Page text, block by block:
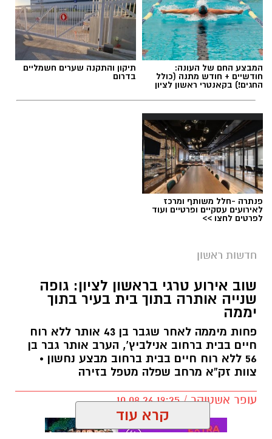
המבצע החם של העונה:
חודשיים + חודש מתנה (כולל
החגים!) בקאנטרי ראשון לציון
תיקון והתקנה שערים חשמליים
בדרום
פנתרה -חלל משותף ומרכז
לאירועים עסקיים ופרטיים ועוד
לפרטים לחצו >>
חדשות ראשון
שוב אירוע טרגי בראשון לציון: גופה
שנייה אותרה בתוך בית בעיר בתוך
יממה
פחות מיממה לאחר שגבר בן 43 אותר ללא רוח
חיים בבית ברחוב אנילביץ’, הערב אותר גבר בן
56 ללא רוח חיים בבית ברחוב מבצע נחשון •
צוות זק”א מרחב שפלה מטפל בזירה
עופר אשטוקר / 19:25 10.08.26
קרא עוד